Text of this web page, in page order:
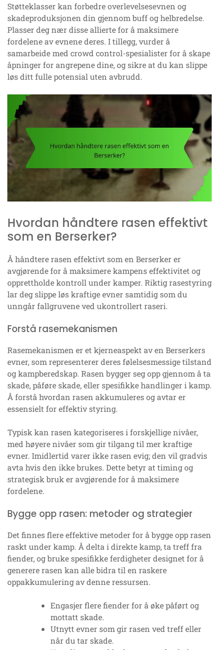
Støtteklasser kan forbedre overlevelsesevnen og
skadeproduksjonen din gjennom buff og helbredelse.
Plasser deg nær disse allierte for å maksimere
fordelene av evnene deres. I tillegg, vurder å
samarbeide med crowd control-spesialister for å skape
åpninger for angrepene dine, og sikre at du kan slippe
løs ditt fulle potensial uten avbrudd.
Hvordan håndtere rasen effektivt
som en Berserker?
Å håndtere rasen effektivt som en Berserker er
avgjørende for å maksimere kampens effektivitet og
opprettholde kontroll under kamper. Riktig rasestyring
lar deg slippe løs kraftige evner samtidig som du
unngår fallgruvene ved ukontrollert raseri.
Forstå rasemekanismen
Rasemekanismen er et kjerneaspekt av en Berserkers
evner, som representerer deres følelsesmessige tilstand
og kampberedskap. Rasen bygger seg opp gjennom å ta
skade, påføre skade, eller spesifikke handlinger i kamp.
Å forstå hvordan rasen akkumuleres og avtar er
essensielt for effektiv styring.
Typisk kan rasen kategoriseres i forskjellige nivåer,
med høyere nivåer som gir tilgang til mer kraftige
evner. Imidlertid varer ikke rasen evig; den vil gradvis
avta hvis den ikke brukes. Dette betyr at timing og
strategisk bruk er avgjørende for å maksimere
fordelene.
Bygge opp rasen: metoder og strategier
Det finnes flere effektive metoder for å bygge opp rasen
raskt under kamp. Å delta i direkte kamp, ta treff fra
fiender, og bruke spesifikke ferdigheter designet for å
generere rasen kan alle bidra til en raskere
oppakkumulering av denne ressursen.
Engasjer flere fiender for å øke påført og
mottatt skade.
Utnytt evner som gir rasen ved treff eller
når du tar skade.